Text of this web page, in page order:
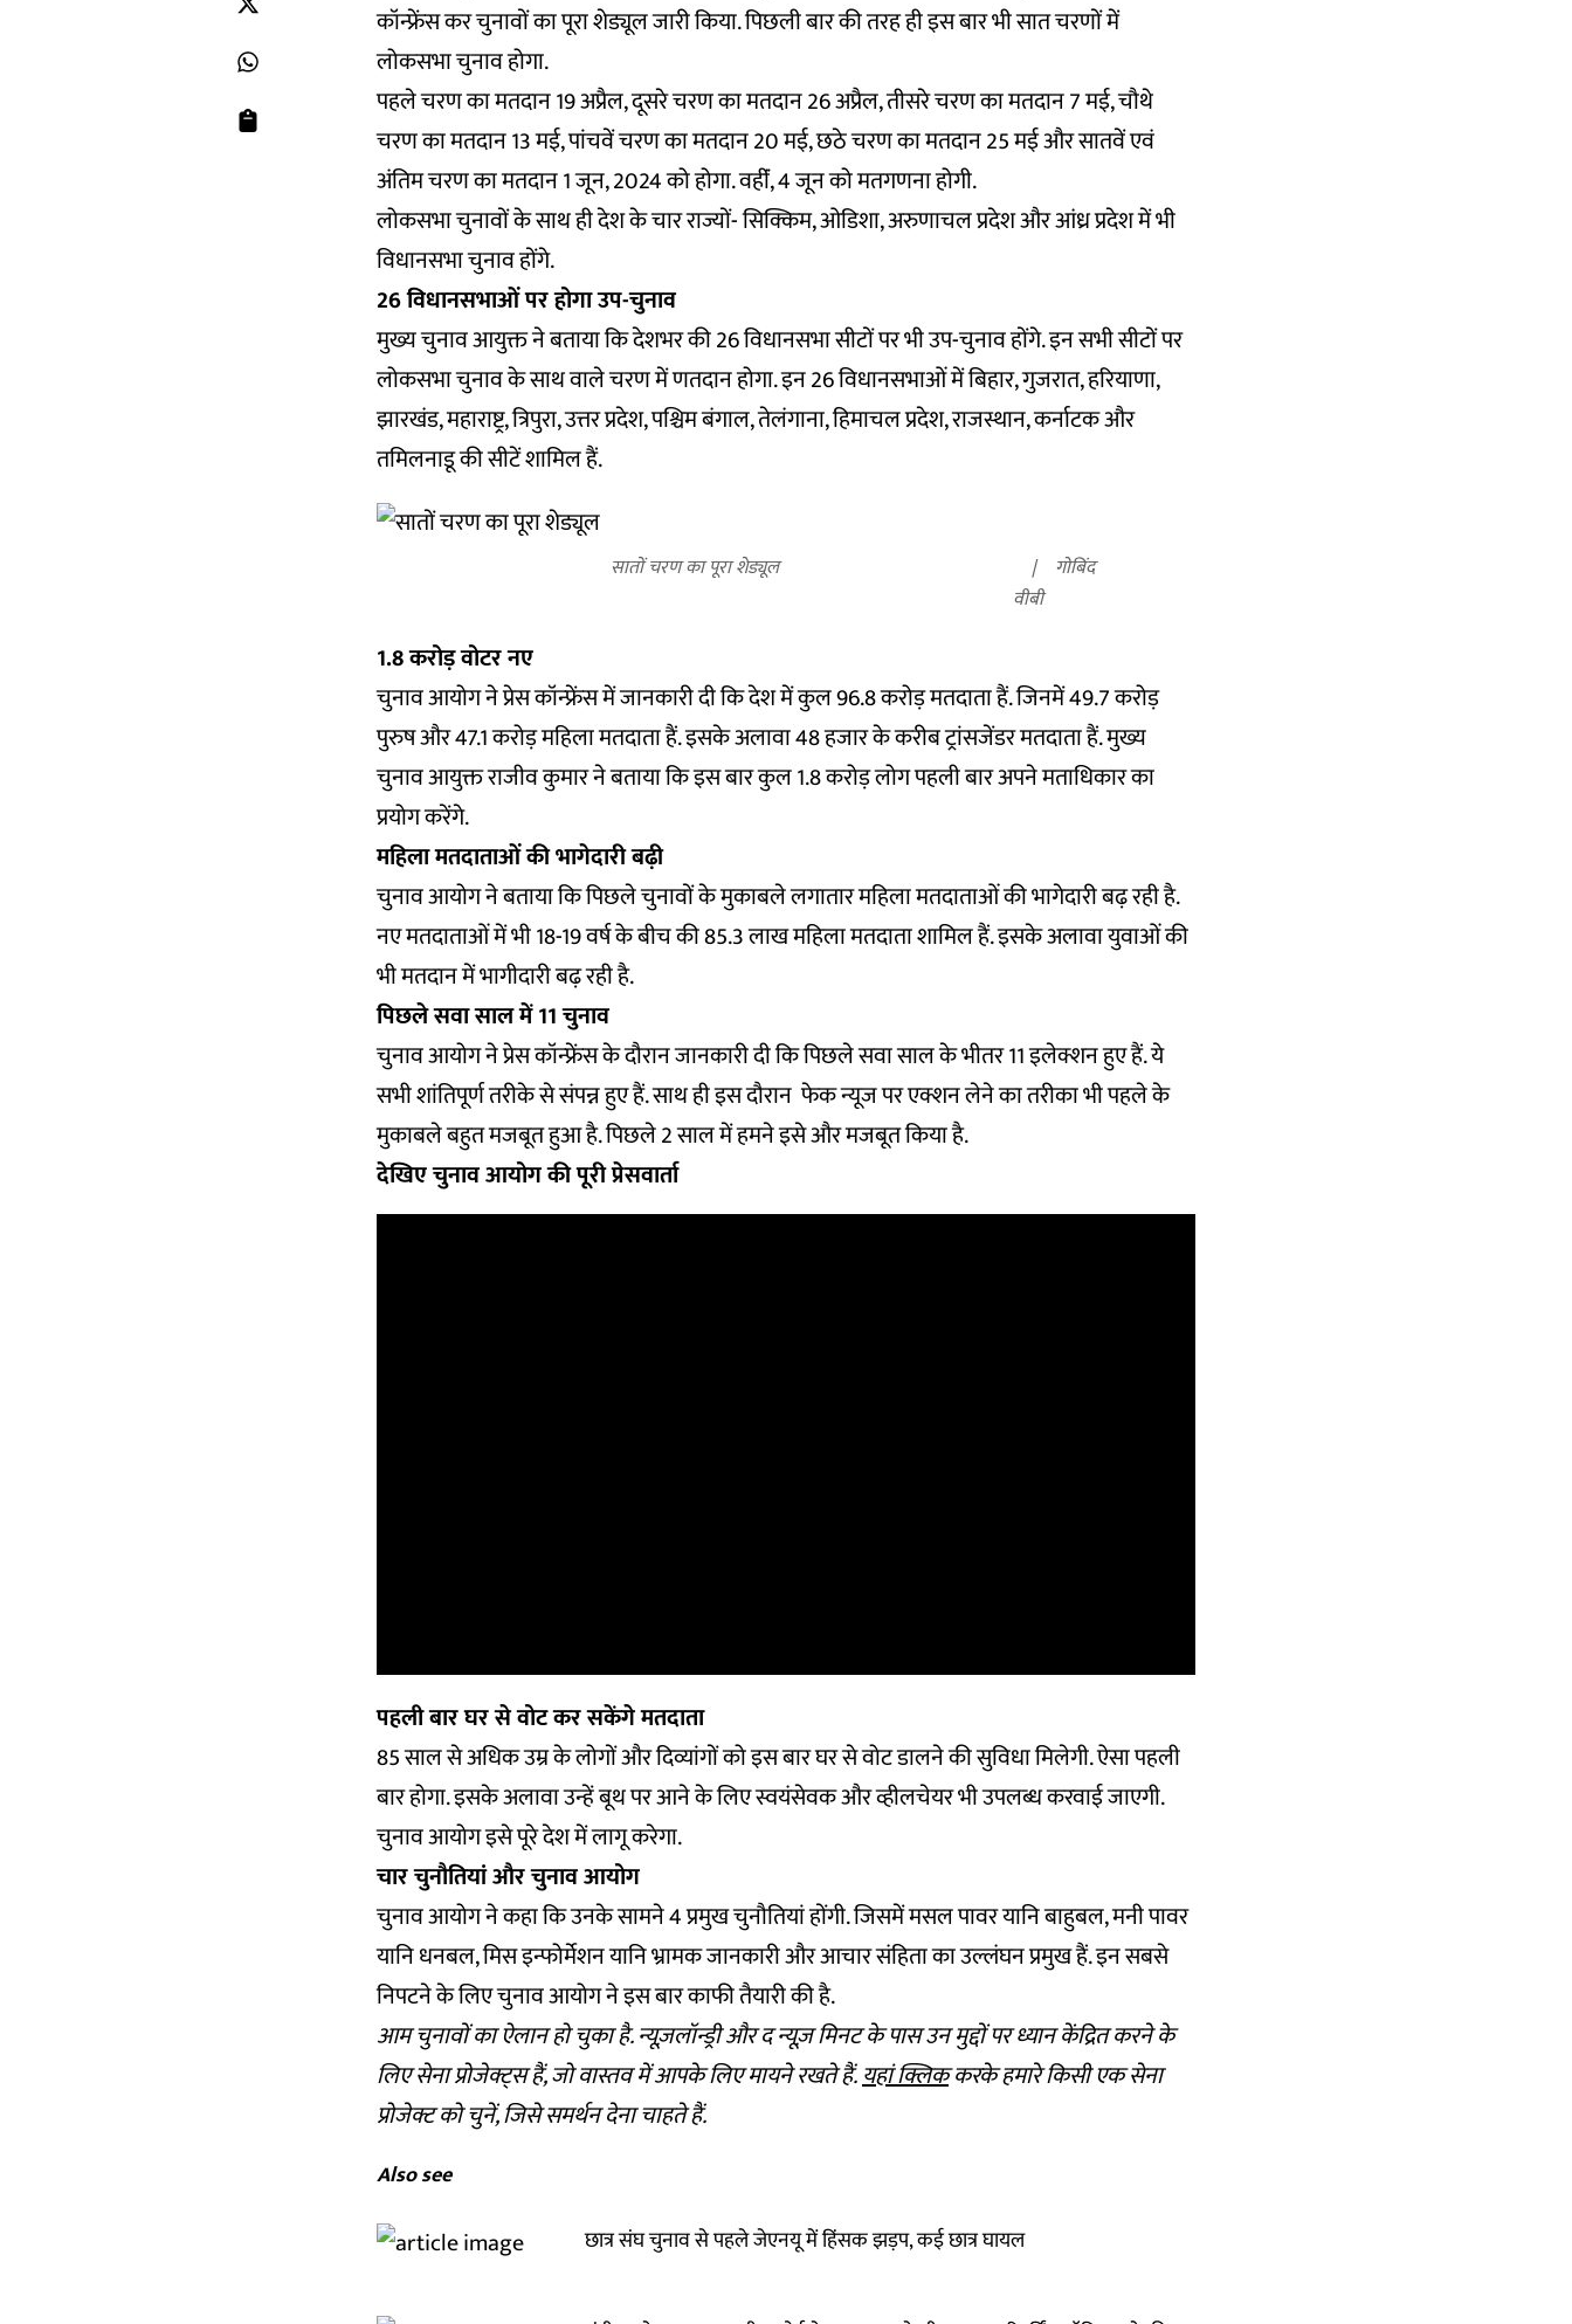
कॉन्फ्रेंसकर चुनावों का पूरा शेड्यूल जारी किया. पिछली बार की तरह ही इस बार भी सात चरणों में
लोकसभा चुनाव होगा.
पहले चरण का मतदान 19 अप्रैल, दूसरे चरण का मतदान 26 अप्रैल, तीसरे चरण का मतदान 7 मई, चौथे
चरण का मतदान 13 मई, पांचवें चरण का मतदान 20 मई, छठे चरण का मतदान 25 मई और सातवें एवं
अंतिम चरण का मतदान 1 जून, 2024 को होगा. वहींं, 4 जून को मतगणना होगी.
लोकसभा चुनावों के साथ ही देश के चार राज्यों- सिक्किम, ओडिशा, अरुणाचल प्रदेश और आंध्र प्रदेश में भी
विधानसभा चुनाव होंगे.
26 विधानसभाओं पर होगा उप-चुनाव
मुख्य चुनाव आयुक्त ने बताया कि देशभर की 26 विधानसभा सीटों पर भी उप-चुनाव होंगे. इन सभी सीटों पर
लोकसभा चुनाव के साथ वाले चरण में णतदान होगा. इन 26 विधानसभाओं में बिहार, गुजरात, हरियाणा,
झारखंड, महाराष्ट्र, त्रिपुरा, उत्तर प्रदेश, पश्चिम बंगाल, तेलंगाना, हिमाचल प्रदेश, राजस्थान, कर्नाटक और
तमिलनाडू की सीटें शामिल हैं.
सातों चरण का पूरा शेड्यूल
गोबिंद
वीबी
1.8 करोड़ वोटर नए
चुनाव आयोग ने प्रेस कॉन्फ्रेंस में जानकारी दी कि देश में कुल 96.8 करोड़ मतदाता हैं. जिनमें 49.7 करोड़
पुरुष और 47.1 करोड़ महिला मतदाता हैं. इसके अलावा 48 हजार के करीब ट्रांसजेंडर मतदाता हैं. मुख्य
चुनाव आयुक्त राजीव कुमार ने बताया कि इस बार कुल 1.8 करोड़ लोग पहली बार अपने मताधिकार का
प्रयोग करेंगे.
महिला मतदाताओं की भागेदारी बढ़ी
चुनाव आयोग ने बताया कि पिछले चुनावों के मुकाबले लगातार महिला मतदाताओं की भागेदारी बढ़ रही है.
नए मतदाताओं में भी 18-19 वर्ष के बीच की 85.3 लाख महिला मतदाता शामिल हैं. इसके अलावा युवाओं की
भी मतदान में भागीदारी बढ़ रही है.
पिछले सवा साल में 11 चुनाव
चुनाव आयोग ने प्रेस कॉन्फ्रेंस के दौरान जानकारी दी कि पिछले सवा साल के भीतर 11 इलेक्शन हुए हैं. ये
सभी शांतिपूर्ण तरीके से संपन्न हुए हैं. साथ ही इस दौरान फेक न्यूज पर एक्शन लेने का तरीका भी पहले के
मुकाबले बहुत मजबूत हुआ है. पिछले 2 साल में हमने इसे और मजबूत किया है.
देखिए चुनाव आयोग की पूरी प्रेसवार्ता
पहली बार घर से वोट कर सकेंगे मतदाता
85 साल से अधिक उम्र के लोगों और दिव्यांगों को इस बार घर से वोट डालने की सुविधा मिलेगी. ऐसा पहली
बार होगा. इसके अलावा उन्हें बूथ पर आने के लिए स्वयंसेवक और व्हीलचेयर भी उपलब्ध करवाई जाएगी.
चुनाव आयोग इसे पूरे देश में लागू करेगा.
चार चुनौतियां और चुनाव आयोग
चुनाव आयोग ने कहा कि उनके सामने 4 प्रमुख चुनौतियां होंगी. जिसमें मसल पावर यानि बाहुबल, मनी पावर
यानि धनबल, मिस इन्फोर्मेशन यानि भ्रामक जानकारी और आचार संहिता का उल्लंघन प्रमुख हैं. इन सबसे
निपटने के लिए चुनाव आयोग ने इस बार काफी तैयारी की है.
आम चुनावों का ऐलान हो चुका है. न्यूज़लॉन्ड्री और द न्यूज़ मिनट के पास उन मुद्दों पर ध्यान केंद्रित करने के
लिए सेना प्रोजेक्ट्स हैं, जो वास्तव में आपके लिए मायने रखते हैं.यहां क्लिककरके हमारे किसी एक सेना
प्रोजेक्ट को चुनें, जिसे समर्थन देना चाहते हैं.
Also see
छात्र संघ चुनाव से पहले जेएनयू में हिंसक झड़प, कई छात्र घायल